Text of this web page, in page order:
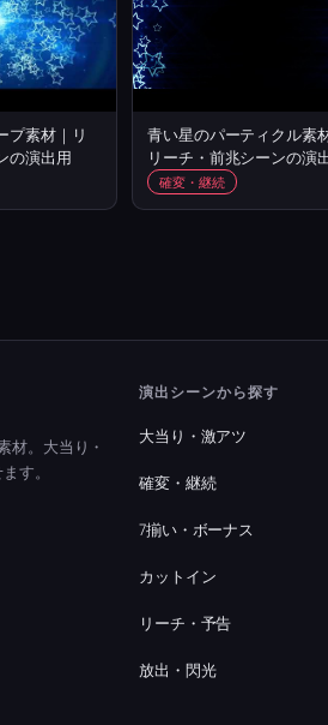
プ素材｜リ
の演出用
青い星のパーティクル素
リーチ・前兆シーンの演
確変・継続
材。大当り・
す。
演出シーンから探す
大当り・激アツ
確変・継続
7揃い・ボーナス
カットイン
リーチ・予告
放出・閃光